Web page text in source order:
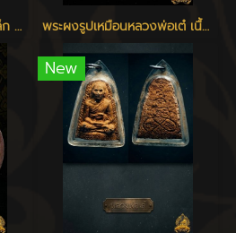
ตลับยาหม่องรุ่นแรก พิมพ์เล็ก หลวงพ่อเต๋ วัดสามง่าม พระผงรูปเหมือนหลวงพ่อเต๋ เนื้อว่าน ปี 2506 - 2510
New